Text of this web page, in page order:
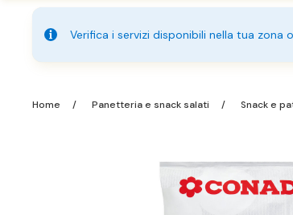
Verifica i servizi disponibili nella tua
Home Panetteria e snack salati Snack e